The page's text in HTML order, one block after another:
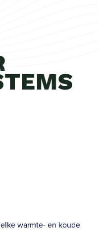
warmte- en koude